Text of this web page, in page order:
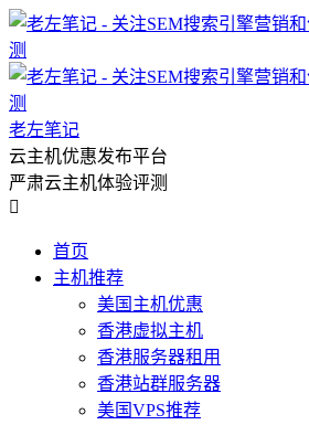
老左笔记
云主机优惠发布平台
严肃云主机体验评测

首页
主机推荐
美国主机优惠
香港虚拟主机
香港服务器租用
香港站群服务器
美国VPS推荐